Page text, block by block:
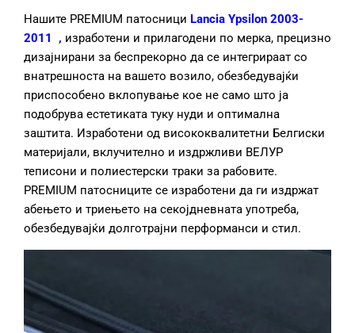
Нашите PREMIUM патосници Lancia Ypsilon 2003-
2011
, изработени и прилагодени по мерка, прецизно
дизајнирани за беспрекорно да се интегрираат со
внатрешноста на вашето возило, обезбедувајќи
приспособено вклопување кое не само што ја
подобрува естетиката туку нуди и оптимална
заштита. Изработени од висококвалитетни Белгиски
материјали, вклучително и издржливи ВЕЛУР
теписони и полиестерски траки за рабовите.
PREMIUM патосниците се изработени да ги издржат
абењето и триењето на секојдневната употреба,
обезбедувајќи долготрајни перформанси и стил.